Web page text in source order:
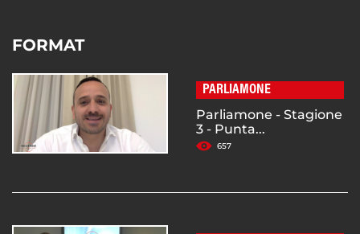
FORMAT
PARLIAMONE
Parliamone - Stagione
3 - Punta...
657